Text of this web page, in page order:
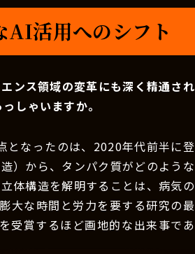
AI活用へのシフト
ンス領域の変革にも深く精通され
しゃいますか。
となったのは、2020年代前半に登
）から、タンパク質がどのような
体構造を解明することは、病気の
大な時間と労力を要する研究の最
受賞するほど画地的な出来事であ